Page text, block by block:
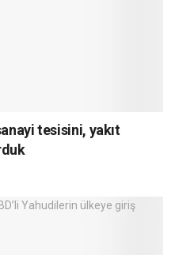
tesisini, yakıt